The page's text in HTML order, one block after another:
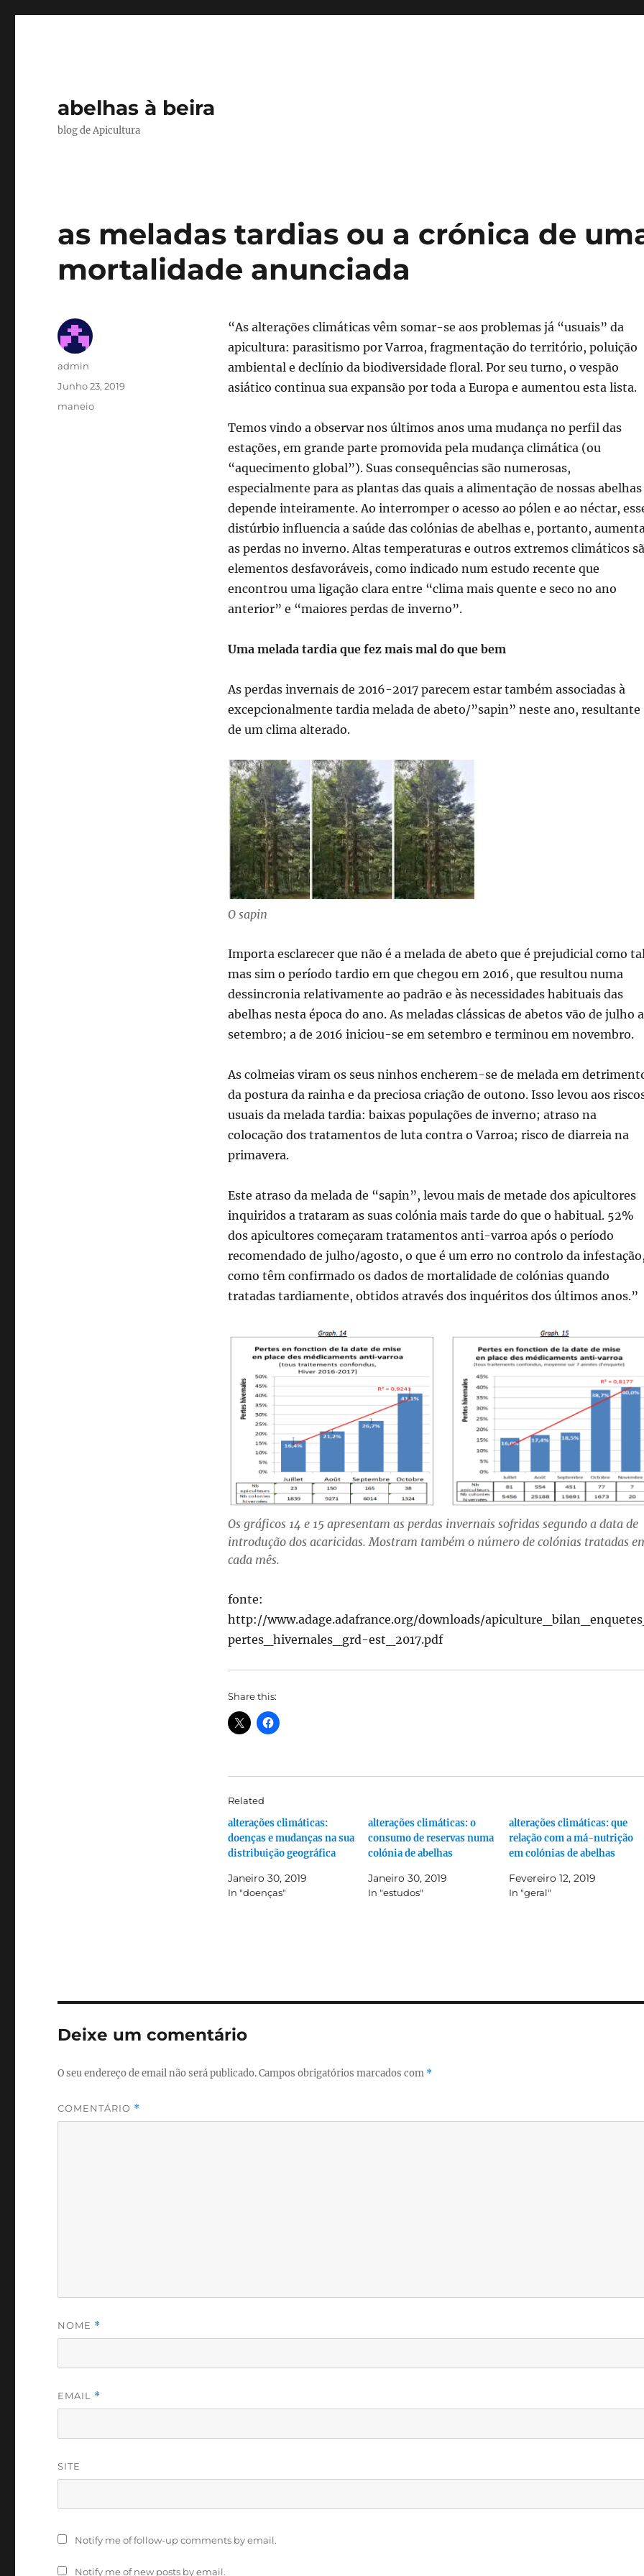
abelhas à beira
blog de Apicultura
as meladas tardias ou a crónica de
mortalidade anunciada
“As alterações climáticas vêm somar-se aos problemas já “usuais” da
apicultura: parasitismo por Varroa, fragmentação do território, poluição
ambiental e declínio da biodiversidade floral. Por seu turno, o vespão
asiático continua sua expansão por toda a Europa e aumentou esta lista.
Temos vindo a observar nos últimos anos uma mudança no perfil das
estações, em grande parte promovida pela mudança climática (ou
“aquecimento global”). Suas consequências são numerosas,
especialmente para as plantas das quais a alimentação de nossas abelhas
depende inteiramente. Ao interromper o acesso ao pólen e ao néctar,
distúrbio influencia a saúde das colónias de abelhas e, portanto,
as perdas no inverno. Altas temperaturas e outros extremos climáticos
elementos desfavoráveis, como indicado num estudo recente que
encontrou uma ligação clara entre “clima mais quente e seco no ano
anterior” e “maiores perdas de inverno”.
Uma melada tardia que fez mais mal do que bem
As perdas invernais de 2016-2017 parecem estar também associadas à
excepcionalmente tardia melada de abeto/”sapin” neste ano, resultante
de um clima alterado.
O sapin
Importa esclarecer que não é a melada de abeto que é prejudicial como
mas sim o período tardio em que chegou em 2016, que resultou numa
dessincronia relativamente ao padrão e às necessidades habituais das
abelhas nesta época do ano. As meladas clássicas de abetos vão de julho a
setembro; a de 2016 iniciou-se em setembro e terminou em novembro.
As colmeias viram os seus ninhos encherem-se de melada em
da postura da rainha e da preciosa criação de outono. Isso levou aos
usuais da melada tardia: baixas populações de inverno; atraso na
colocação dos tratamentos de luta contra o Varroa; risco de diarreia na
primavera.
Este atraso da melada de “sapin”, levou mais de metade dos apicultores
inquiridos a trataram as suas colónia mais tarde do que o habitual. 52%
dos apicultores começaram tratamentos anti-varroa após o período
recomendado de julho/agosto, o que é um erro no controlo da
como têm confirmado os dados de mortalidade de colónias quando
tratadas tardiamente, obtidos através dos inquéritos dos últimos anos.”
Os gráficos 14 e 15 apresentam as perdas invernais sofridas segundo a data de
introdução dos acaricidas. Mostram também o número de colónias tratadas
cada mês.
fonte:
http://www.adage.adafrance.org/downloads/
pertes_hivernales_grd-est_2017.pdf
Share this:
Related
alterações climáticas:
doenças e mudanças na sua
distribuição geográfica
Janeiro 30, 2019
In "doenças"
alterações climáticas: o
consumo de reservas numa
colónia de abelhas
Janeiro 30, 2019
In "estudos"
alterações climáticas: que
relação com a má-nutrição
em colónias de abelhas
Fevereiro 12, 2019
In "geral"
Autor
admin
Publicado
Junho 23, 2019
Categorias
maneio
Deixe um comentário
O seu endereço de email não será publicado.Campos obrigatórios marcados com *
COMENTÁRIO *
NOME *
EMAIL *
SITE
Notify me of follow-up comments by email.
Notify me of new posts by email.